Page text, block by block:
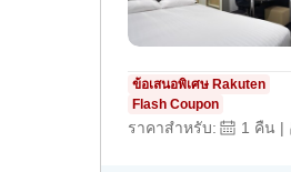
ข้อเสนอพิเศษ Rakuten
Flash Coupon
ราคาสำหรับ: 1 คืน |